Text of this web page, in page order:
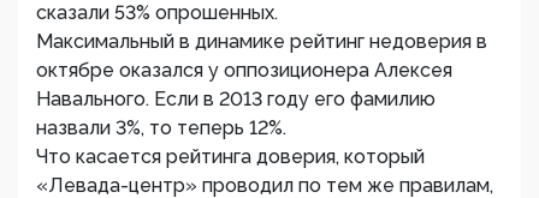
сказали 53% опрошенных.
Максимальный в динамике рейтинг недоверия в
октябре оказался у оппозиционера Алексея
Навального. Если в 2013 году его фамилию
назвали 3%, то теперь 12%.
Что касается рейтинга доверия, который
«Левада-центр» проводил по тем же правилам,